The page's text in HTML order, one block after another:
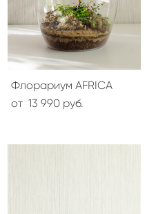
Флорариум AFRICA
от 13 990 pуб.